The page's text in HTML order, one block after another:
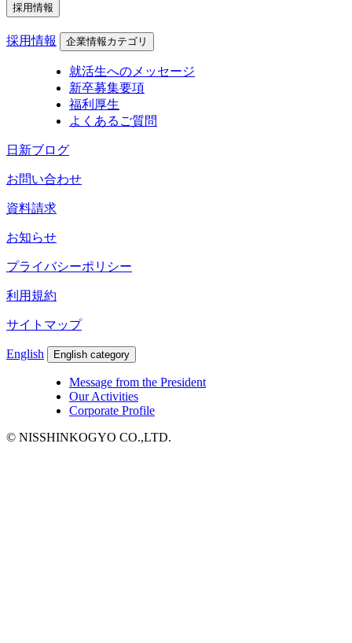
採用情報
採用情報 企業情報カテゴリ
就活生へのメッセージ
新卒募集要項
福利厚生
よくあるご質問
日新ブログ
お問い合わせ
資料請求
お知らせ
プライバシーポリシー
利用規約
サイトマップ
English English category
Message from the President
Our Activities
Corporate Profile
© NISSHINKOGYO CO.,LTD.